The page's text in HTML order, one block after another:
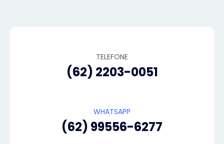
TELEFONE
(62) 2203-0051
WHATSAPP
(62) 99556-6277